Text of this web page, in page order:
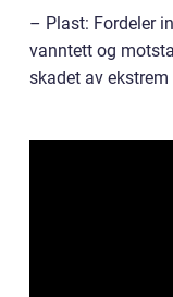
– Plast: Fordeler
vanntett og
skadet av